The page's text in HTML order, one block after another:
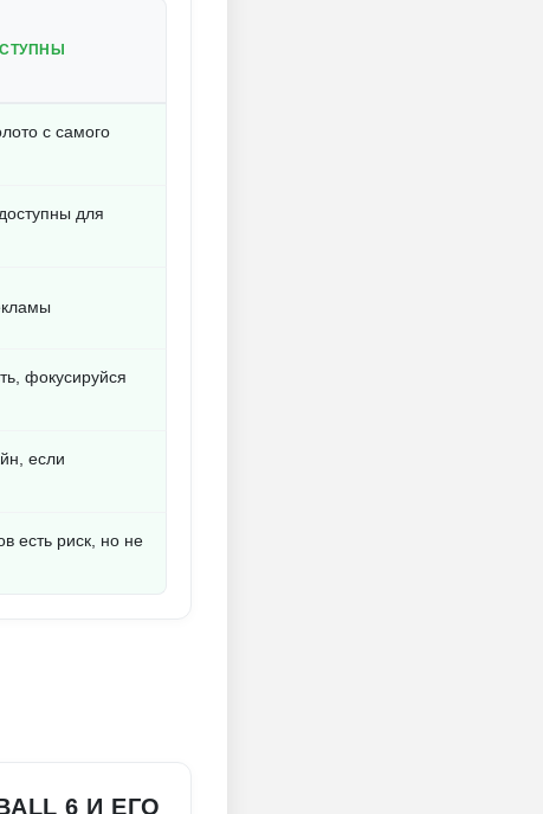
с самого
для
фокусируйся
если
есть риск, но не
6 И ЕГО